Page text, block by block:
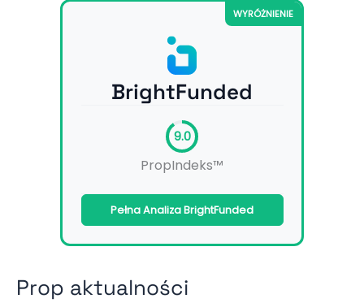
WYRÓŻNIENIE
BrightFunded
9.0
PropIndeks™
Pełna Analiza BrightFunded
Prop aktualności